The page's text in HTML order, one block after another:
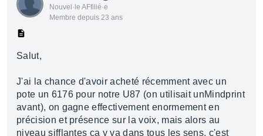
Nouvel·le AFfilié·e
Membre depuis 23 ans
Salut,
J'ai la chance d'avoir acheté récemment avec un
pote un 6176 pour notre U87 (on utilisait unMindprint
avant), on gagne effectivement enormement en
précision et présence sur la voix, mais alors au
niveau sifflantes ca y va dans tous les sens, c'est